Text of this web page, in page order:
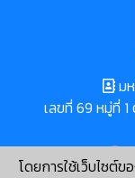
โดยการใช้เว็บไซต์
ม
เลขที่ 69 หมู่ที่